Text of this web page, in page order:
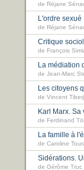
de Réjane
L'ordre sexué
de Réjane
Critique
de François
La médiation
de Jean-Marc
Les citoyens
de Vincent Tiberj
Karl Marx.
de Ferdinand
La famille à
de Caroline
Sidérations.
de Gérôme Truc